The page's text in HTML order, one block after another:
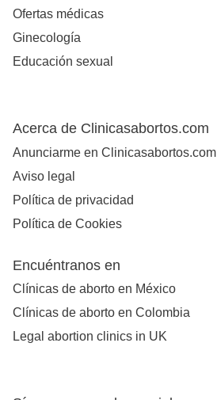
Ofertas médicas
Ginecología
Educación sexual
Acerca de Clinicasabortos.com
Anunciarme en Clinicasabortos.com
Aviso legal
Política de privacidad
Política de Cookies
Encuéntranos en
Clínicas de aborto en México
Clínicas de aborto en Colombia
Legal abortion clinics in UK